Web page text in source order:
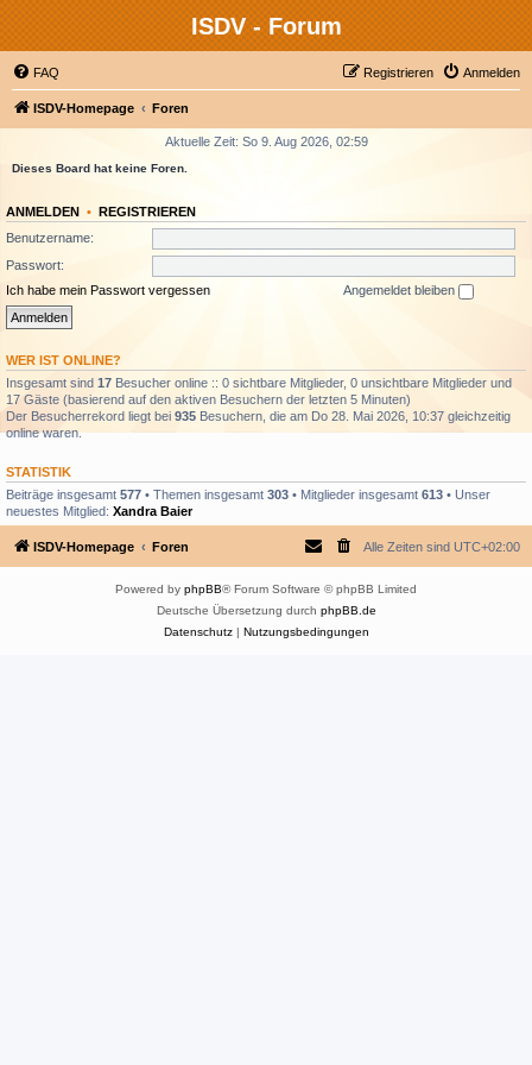
ISDV - Forum
FAQ Anmelden
Registrieren
ISDV-Homepage Foren
Aktuelle Zeit: So 9. Aug 2026, 02:59
Dieses Board hat keine Foren.
ANMELDEN • REGISTRIEREN
Benutzername:
Passwort:
Ich habe mein Passwort vergessen
Angemeldet bleiben
WER IST ONLINE?
Insgesamt sind 17 Besucher online :: 0 sichtbare Mitglieder, 0 unsichtbare Mitglieder und
17 Gäste (basierend auf den aktiven Besuchern der letzten 5 Minuten)
Der Besucherrekord liegt bei 935 Besuchern, die am Do 28. Mai 2026, 10:37 gleichzeitig
online waren.
STATISTIK
Beiträge insgesamt 577 • Themen insgesamt 303 • Mitglieder insgesamt 613 • Unser
neuestes Mitglied: Xandra Baier
ISDV-Homepage Foren Alle Zeiten sind UTC+02:00
Powered by phpBB® Forum Software © phpBB Limited
Deutsche Übersetzung durch phpBB.de
Datenschutz| Nutzungsbedingungen